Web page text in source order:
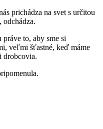
prichádza na svet s určitou
to, aby sme si
veľmi šťastné, keď máme
drobcovia.